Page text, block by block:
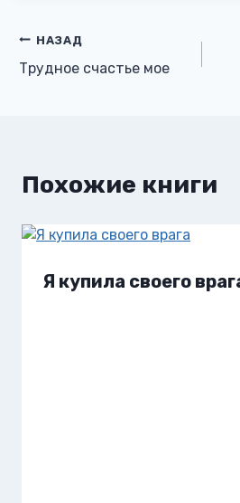
Навигация
по
НАЗАД
Трудное счастье мое
Похожие книги
Я купила своего